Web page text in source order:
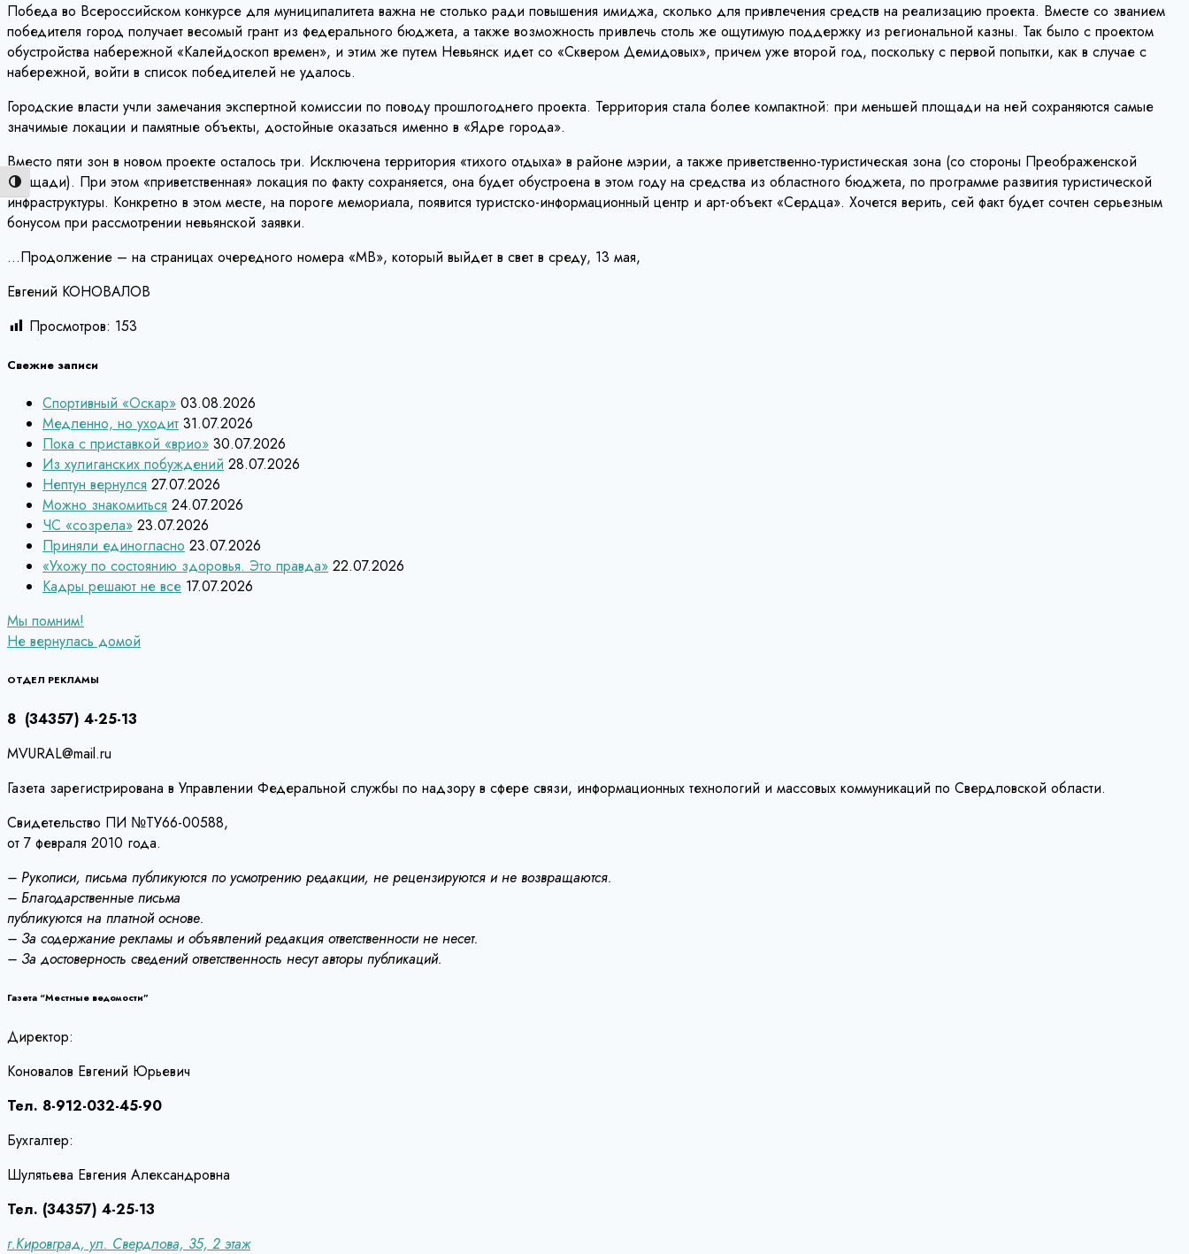
Переключить на высокую контрастность
Победа во Всероссийском конкурсе для муниципалитета важна не столько ради повышения имиджа, сколько для привлечения средств на реализацию проекта. Вместе со званием
победителя город получает весомый грант из федерального бюджета, а также возможность привлечь столь же ощутимую поддержку из региональной казны. Так было с проектом
обустройства набережной «Калейдоскоп времен», и этим же путем Невьянск идет со «Сквером Демидовых», причем уже второй год, поскольку с первой попытки, как в случае с
набережной, войти в список победителей не удалось.
Городские власти учли замечания экспертной комиссии по поводу прошлогоднего проекта. Территория стала более компактной: при меньшей площади на ней сохраняются самые
значимые локации и памятные объекты, достойные оказаться именно в «Ядре города».
Вместо пяти зон в новом проекте осталось три. Исключена территория «тихого отдыха» в районе мэрии, а также приветственно-туристическая зона (со стороны Преображенской
площади). При этом «приветственная» локация по факту сохраняется, она будет обустроена в этом году на средства из областного бюджета, по программе развития туристической
инфраструктуры. Конкретно в этом месте, на пороге мемориала, появится туристско-информационный центр и арт-объект «Сердца». Хочется верить, сей факт будет сочтен серьезным
бонусом при рассмотрении невьянской заявки.
…Продолжение – на страницах очередного номера «МВ», который выйдет в свет в среду, 13 мая,
Евгений КОНОВАЛОВ
Просмотров: 153
Свежие записи
Спортивный «Оскар» 03.08.2026
Медленно, но уходит 31.07.2026
Пока с приставкой «врио» 30.07.2026
Из хулиганских побуждений 28.07.2026
Нептун вернулся 27.07.2026
Можно знакомиться 24.07.2026
ЧС «созрела» 23.07.2026
Приняли единогласно 23.07.2026
«Ухожу по состоянию здоровья. Это правда» 22.07.2026
Кадры решают не все 17.07.2026
Навигация
по
записям
Мы помним!
Не вернулась домой
ОТДЕЛ РЕКЛАМЫ
8 (34357) 4-25-13
MVURAL@mail.ru
Газета зарегистрирована в Управлении Федеральной службы по надзору в сфере связи, информационных технологий и массовых коммуникаций по Свердловской области.
Свидетельство ПИ №ТУ66-00588,
от 7 февраля 2010 года.
– Рукописи, письма публикуются по усмотрению редакции, не рецензируются и не возвращаются.
– Благодарственные письма
публикуются на платной основе.
– За содержание рекламы и объявлений редакция ответственности не несет.
– За достоверность сведений ответственность несут авторы публикаций.
Газета “Местные ведомости”
Директор:
Коновалов Евгений Юрьевич
Тел. 8-912-032-45-90
Бухгалтер:
Шулятьева Евгения Александровна
Тел. (34357) 4-25-13
г.Кировград, ул. Свердлова, 35, 2 этаж